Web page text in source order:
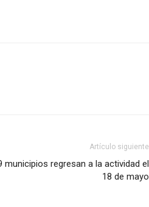
Artículo siguiente
municipios regresan a la actividad el
18 de mayo